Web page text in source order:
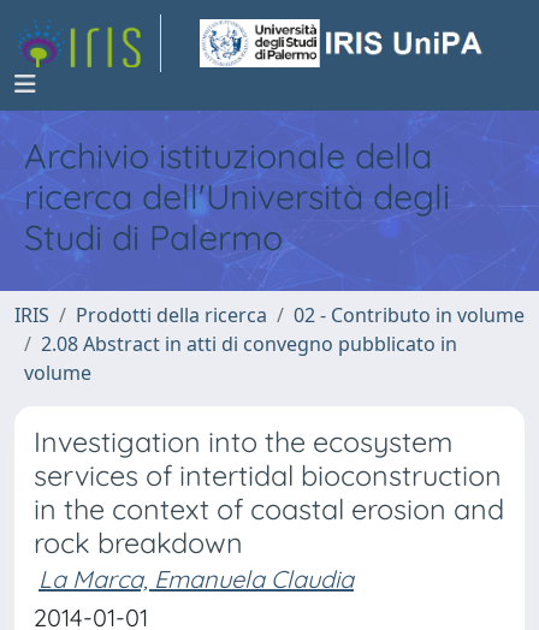
Archivio istituzionale della
ricerca dell'Università degli
Studi di Palermo
IRIS Prodotti della ricerca
02 - Contributo in volume
2.08 Abstract in atti di convegno pubblicato in
volume
Investigation into the ecosystem
services of intertidal bioconstruction
in the context of coastal erosion and
rock breakdown
La Marca, Emanuela Claudia
2014-01-01